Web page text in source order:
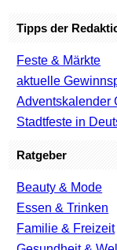
Tipps der
Feste & Märkte
aktuelle
Adventskalender
Stadtfeste in
Ratgeber
Beauty & Mode
Essen & Trinken
Familie & Freizeit